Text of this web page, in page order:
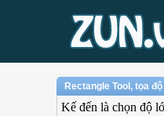
Rectangle Tool, tọa
Kế đến là chọn độ